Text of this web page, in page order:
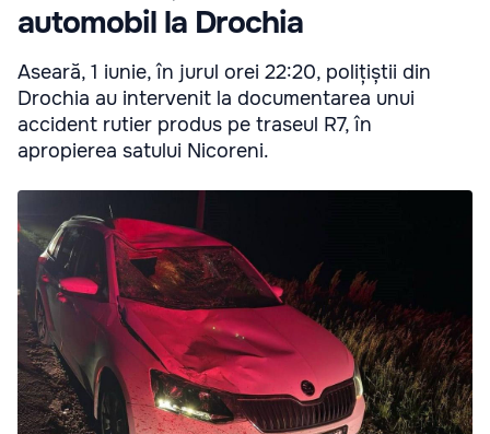
automobil la Drochia
Aseară, 1 iunie, în jurul orei 22:20, polițiștii din
Drochia au intervenit la documentarea unui
accident rutier produs pe traseul R7, în
apropierea satului Nicoreni.